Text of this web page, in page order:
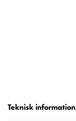
Teknisk information